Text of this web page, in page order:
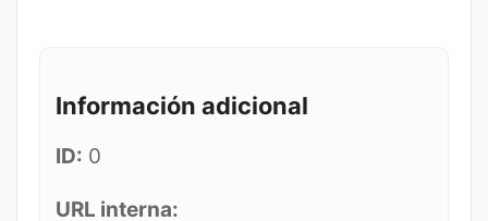
Información adicional
ID: 0
URL interna: